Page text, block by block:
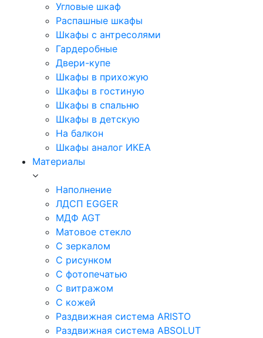
Угловые шкаф
Распашные шкафы
Шкафы с антресолями
Гардеробные
Двери-купе
Шкафы в прихожую
Шкафы в гостиную
Шкафы в спальню
Шкафы в детскую
На балкон
Шкафы аналог ИКЕА
Материалы
Наполнение
ЛДСП EGGER
МДФ AGT
Матовое стекло
С зеркалом
С рисунком
С фотопечатью
С витражом
С кожей
Раздвижная система ARISTO
Раздвижная система ABSOLUT